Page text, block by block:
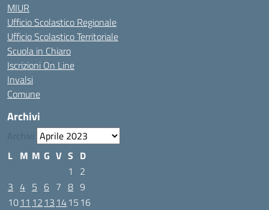
MIUR
Ufficio Scolastico Regionale
Ufficio Scolastico Territoriale
Scuola in Chiaro
Iscrizioni On Line
Invalsi
Comune
Archivi
Archivi
L M M G V S D
1
2
3 4 5 6 7 8 9
1011 12 13 1415 16